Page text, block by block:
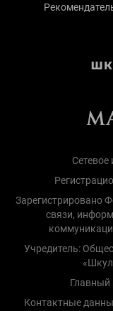
Сетевое
Зарегистрировано
связи,
Учредитель:
Главный
Контактные